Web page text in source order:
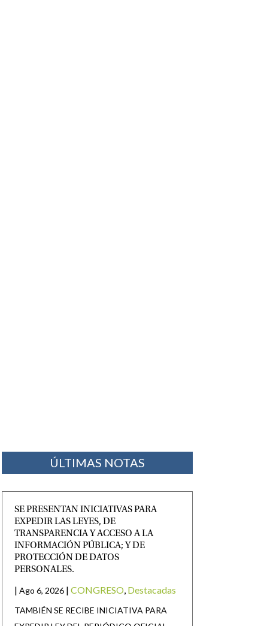
ÚLTIMAS NOTAS
SE PRESENTAN INICIATIVAS PARA
EXPEDIR LAS LEYES, DE
TRANSPARENCIA Y ACCESO A LA
INFORMACIÓN PÚBLICA; Y DE
PROTECCIÓN DE DATOS
PERSONALES.
| Ago 6, 2026 | CONGRESO, Destacadas
TAMBIÉN SE RECIBE INICIATIVA PARA